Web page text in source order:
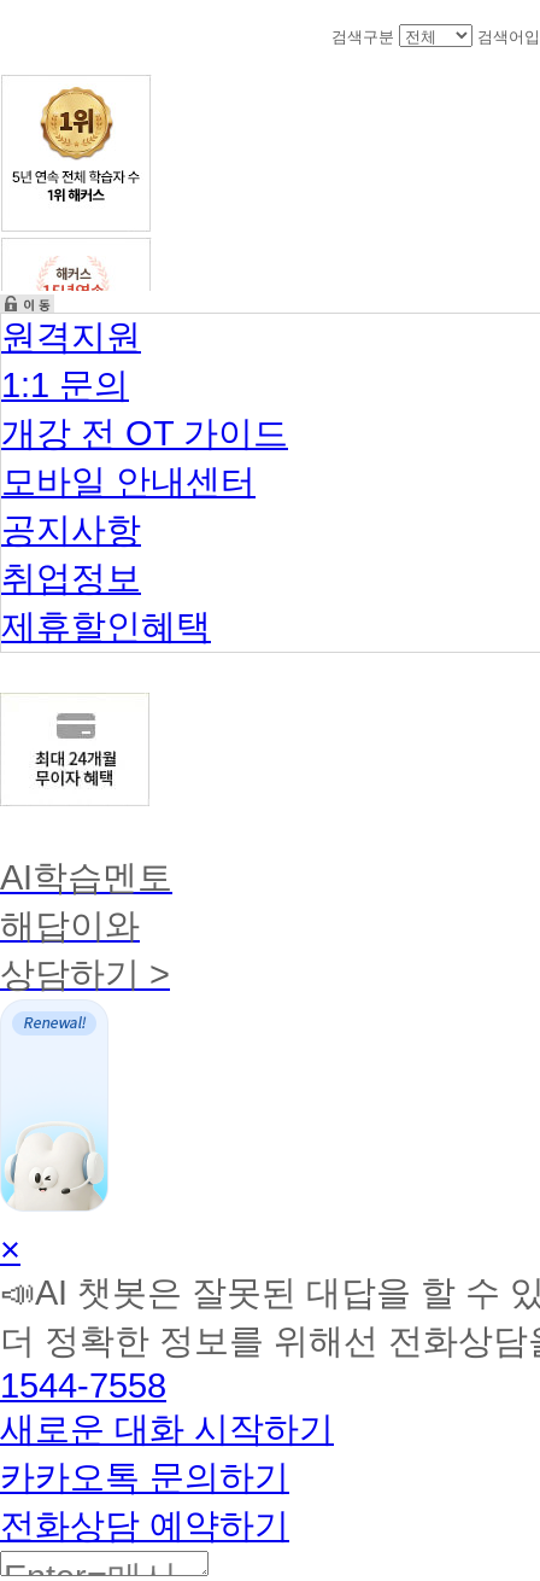
검색구분 검색어
원격지원
1:1 문의
개강 전 OT 가이드
모바일 안내센터
공지사항
취업정보
제휴할인혜택
AI학습멘토
해답이와
상담하기 >
AI
학
습
토
커
BETA
×
📣AI 챗봇은 잘못된 대답을 할 수
더 정확한 정보를 위해선 전화상
1544-7558
새로운 대화 시작하기
카카오톡 문의하기
전화상담 예약하기